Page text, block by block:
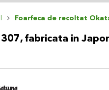
Foarfeca de recoltat
fabricata in